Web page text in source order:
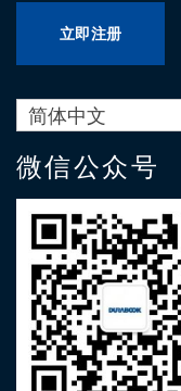
立即注册
简体中文
微信公众号